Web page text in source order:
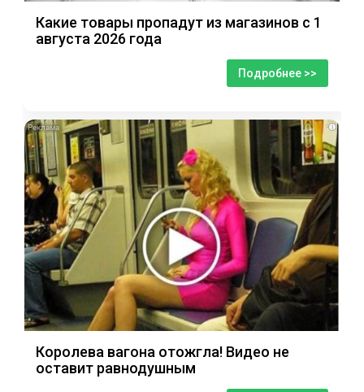
Какие товары пропадут из магазинов с 1
августа 2026 года
Подробнее >>
i
Королева вагона отожгла! Видео не
оставит равнодушным